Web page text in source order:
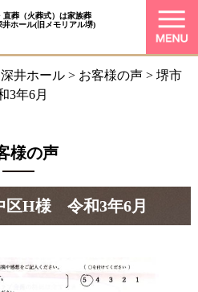
直葬（火葬式）は家族葬
ホール(旧メモリアル堺)
井ホール> お客様の声> 堺市
年6月
様の声
H様 令和3年6月